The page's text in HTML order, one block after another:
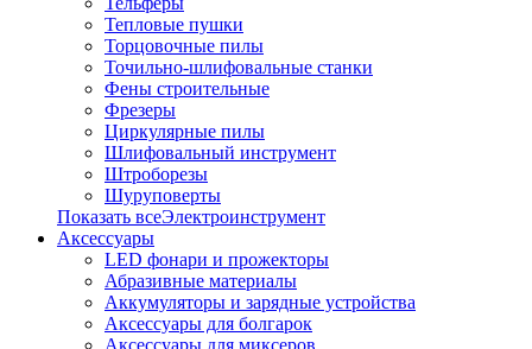
Тепловые пушки
Торцовочные пилы
Точильно-шлифовальные станки
Фены строительные
Фрезеры
Циркулярные пилы
Шлифовальный инструмент
Штроборезы
Шуруповерты
Показать всеЭлектроинструмент
Аксессуары
LED фонари и прожекторы
Абразивные материалы
Аккумуляторы и зарядные устройства
Аксессуары для болгарок
Аксессуары для миксеров